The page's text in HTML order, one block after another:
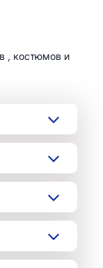
, костюмов и